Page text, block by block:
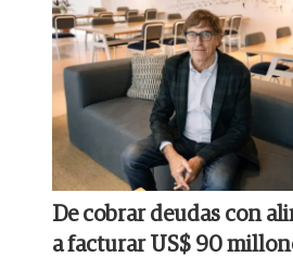
De cobrar deudas con
a facturar US$ 90